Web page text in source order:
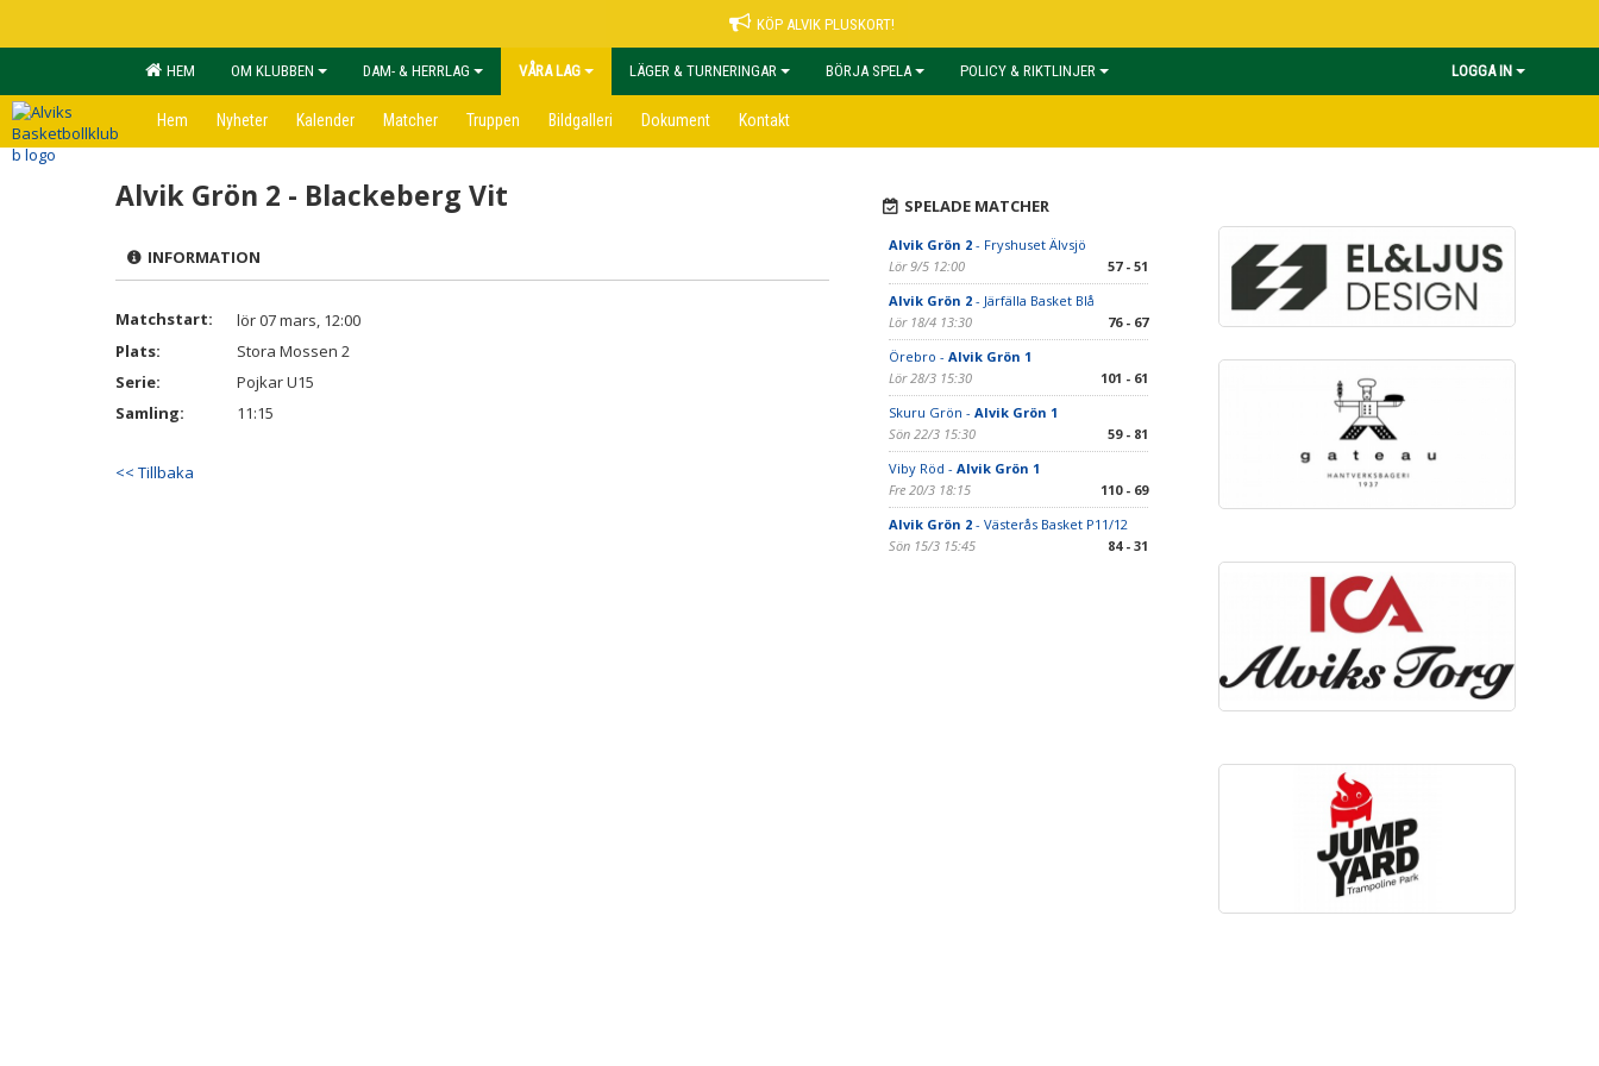
KÖP ALVIK PLUSKORT!
HEM OM KLUBBEN DAM- & HERRLAG VÅRA LAG LÄGER & TURNERINGAR BÖRJA SPELA POLICY & RIKTLINJER LOGGA IN
Hem Nyheter Kalender Matcher Truppen Bildgalleri Dokument Kontakt
Alvik Grön 2 - Blackeberg Vit
INFORMATION
Matchstart:
lör 07 mars, 12:00
Plats:
Stora Mossen 2
Serie:
Pojkar U15
Samling:
11:15
<< Tillbaka
SPELADE MATCHER
Alvik Grön 2- Fryshuset Älvsjö
Lör 9/5 12:00
57 - 51
Alvik Grön 2- Järfälla Basket Blå
Lör 18/4 13:30
76 - 67
Örebro - Alvik Grön 1
Lör 28/3 15:30
101 - 61
Skuru Grön - Alvik Grön 1
Sön 22/3 15:30
59 - 81
Viby Röd - Alvik Grön 1
Fre 20/3 18:15
110 - 69
Alvik Grön 2- Västerås Basket P11/12
Sön 15/3 15:45
84 - 31